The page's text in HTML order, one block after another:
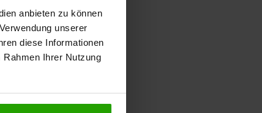
anbieten zu können
unserer
diese Informationen
Ihrer Nutzung